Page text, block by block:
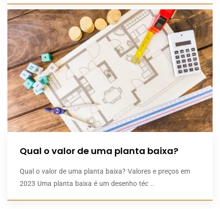
Qual o valor de uma planta baixa?
Qual o valor de uma planta baixa? Valores e preços em
2023 Uma planta baixa é um desenho téc ..